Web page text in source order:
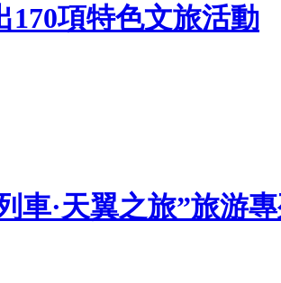
170項特色文旅活動
車·天翼之旅”旅游